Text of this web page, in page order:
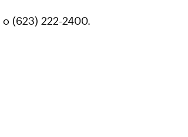
o (623) 222-2400.